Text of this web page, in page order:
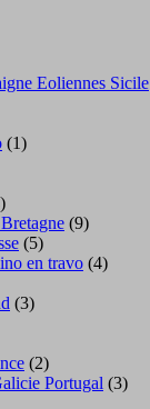
Eoliennes Sicile
(1)
(9)
(5)
en travo (4)
(3)
(2)
Portugal (3)